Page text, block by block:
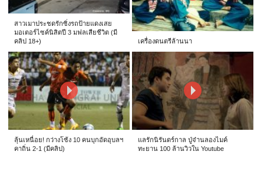
สาวเมาประชดรักซิ่งรถป้ายแดงเสย
มอเตอร์ไซค์นิสิตปี 3 มฟลเสียชีวิต (มี
คลิป 18+)
เครื่องดนตรีล้านนา
ลุ้นเหนื่อย! กว่างโซ้ง 10 คนบุกอัดอุบลฯ
คาถิ่น 2-1 (มีคลิป)
แลรักนิรันดร์กาล ปู่จ๋านลองไมค์
ทะยาน 100 ล้านวิวใน Youtube